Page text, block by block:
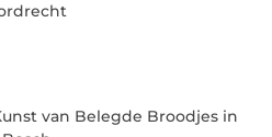
van Belegde Broodjes in